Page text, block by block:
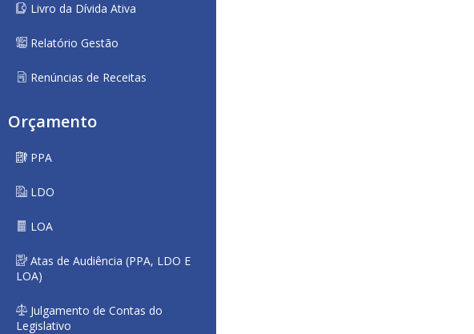
Livro da Dívida Ativa
Relatório Gestão
Renúncias de Receitas
Orçamento
PPA
LDO
LOA
Atas de Audiência (PPA, LDO E
LOA)
Julgamento de Contas do
Legislativo